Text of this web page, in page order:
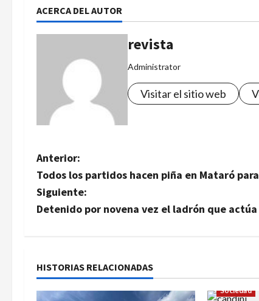
ACERCA DEL AUTOR
revista
Administrator
Visitar el sitio web
N
a
v
g
a
Anterior:
Todos los partidos hacen piña en Mataró
Siguiente:
Detenido por novena vez el ladrón que
HISTORIAS RELACIONADAS
Sociedad